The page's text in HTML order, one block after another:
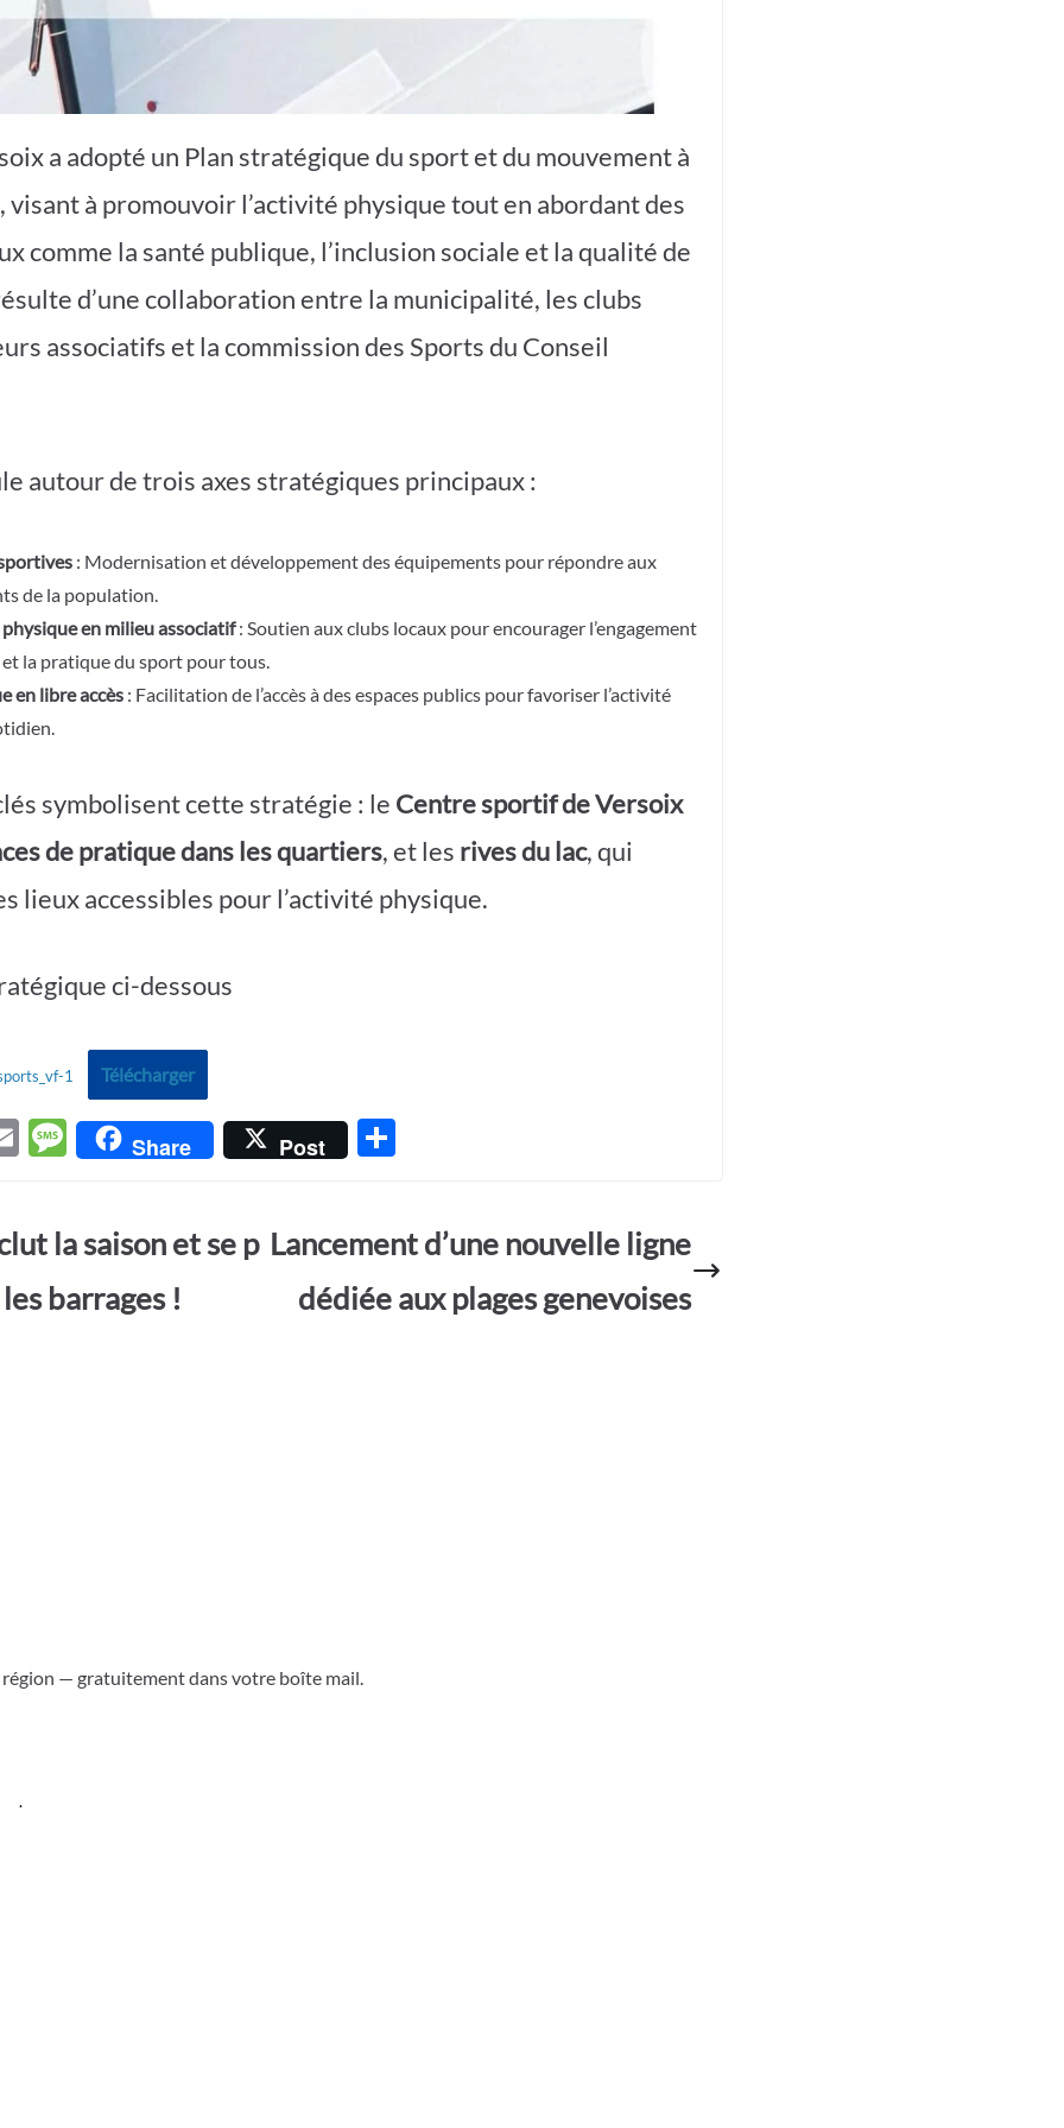
a adopté un Plan stratégique du sport et du mouvement à
visant à promouvoir l’activité physique tout en abordant des
comme la santé publique, l’inclusion sociale et la qualité de
d’une collaboration entre la municipalité, les clubs
associatifs et la commission des Sports du Conseil
autour de trois axes stratégiques principaux :
: Modernisation et développement des équipements pour répondre aux
de la population.
en milieu associatif: Soutien aux clubs locaux pour encourager l’engagement
la pratique du sport pour tous.
en libre accès : Facilitation de l’accès à des espaces publics pour favoriser l’activité
symbolisent cette stratégie : le Centre sportif de Versoix
de pratique dans les quartiers, et les rives du lac, qui
lieux accessibles pour l’activité physique.
ci-dessous
1 Télécharger
E
M
es
g
e
Share Post
g
er
la saison et se p
barrages !
Lancement d’une nouvelle ligne
dédiée aux plages genevoises
région — gratuitement dans votre boîte mail.
.